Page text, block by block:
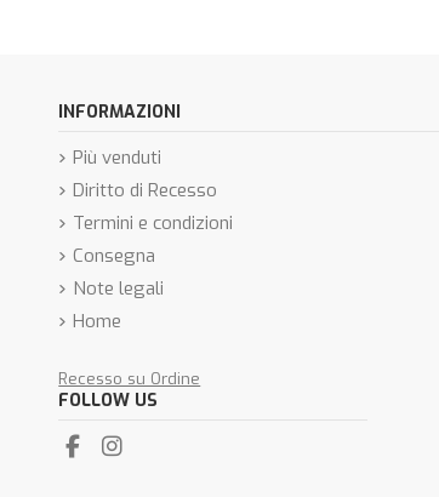
INFORMAZIONI
Più venduti
Diritto di Recesso
Termini e condizioni
Consegna
Note legali
Home
Recesso su Ordine
FOLLOW US